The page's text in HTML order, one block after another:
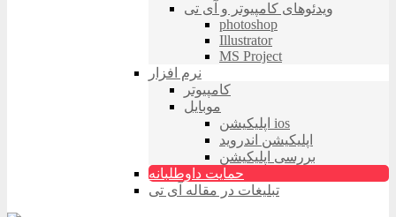
ویدئوهای کامپیوتر و آی تی
photoshop
Illustrator
MS Project
نرم افزار
کامپیوتر
موبایل
اپلیکیشن ios
اپلیکیشن اندروید
بررسی اپلیکیشن
حمایت داوطلبانه
تبلیغات در مقاله آی تی